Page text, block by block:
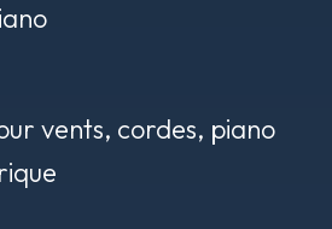
vents, cordes, piano